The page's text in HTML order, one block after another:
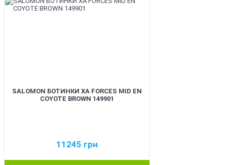
SALOMON БОТИНКИ XA FORCES MID EN
COYOTE BROWN 149901
11245 грн